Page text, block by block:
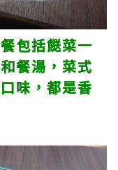
包括餸菜一
餐湯，菜式
味，都是香